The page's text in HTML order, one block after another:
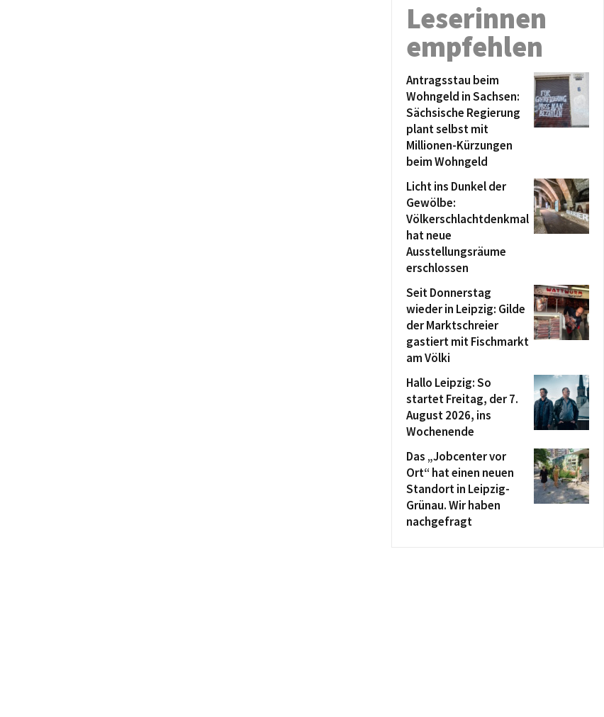
Leserinnen
empfehlen
Antragsstau beim
Wohngeld in Sachsen:
Sächsische Regierung
plant selbst mit
Millionen-Kürzungen
beim Wohngeld
Licht ins Dunkel der
Gewölbe:
Völkerschlachtdenkmal
hat neue
Ausstellungsräume
erschlossen
Seit Donnerstag
wieder in Leipzig: Gilde
der Marktschreier
gastiert mit Fischmarkt
am Völki
Hallo Leipzig: So
startet Freitag, der 7.
August 2026, ins
Wochenende
Das „Jobcenter vor
Ort“ hat einen neuen
Standort in Leipzig-
Grünau. Wir haben
nachgefragt